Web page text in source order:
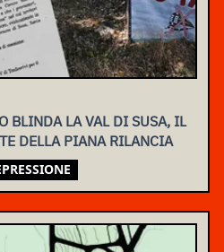
BLINDA LA VAL DI SUSA, IL
DELLA PIANA RILANCIA